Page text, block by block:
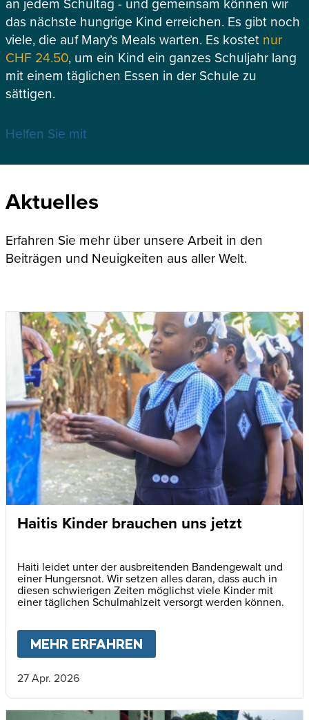
das nächste hungrige Kind erreichen. Es gibt noch
viele, die auf Mary’s Meals warten. Es kostet nur
CHF 24.50, um ein Kind ein ganzes Schuljahr lang
mit einem täglichen Essen in der Schule zu
sättigen.
Helfen Sie mit
Aktuelles
Erfahren Sie mehr über unsere Arbeit in den
Beiträgen und Neuigkeiten aus aller Welt.
Haitis Kinder brauchen uns jetzt
Haiti leidet unter der ausbreitenden Bandengewalt und
einer Hungersnot. Wir setzen alles daran, dass auch in
diesen schwierigen Zeiten möglichst viele Kinder mit
einer täglichen Schulmahlzeit versorgt werden können.
MEHR ERFAHREN
27 Apr. 2026